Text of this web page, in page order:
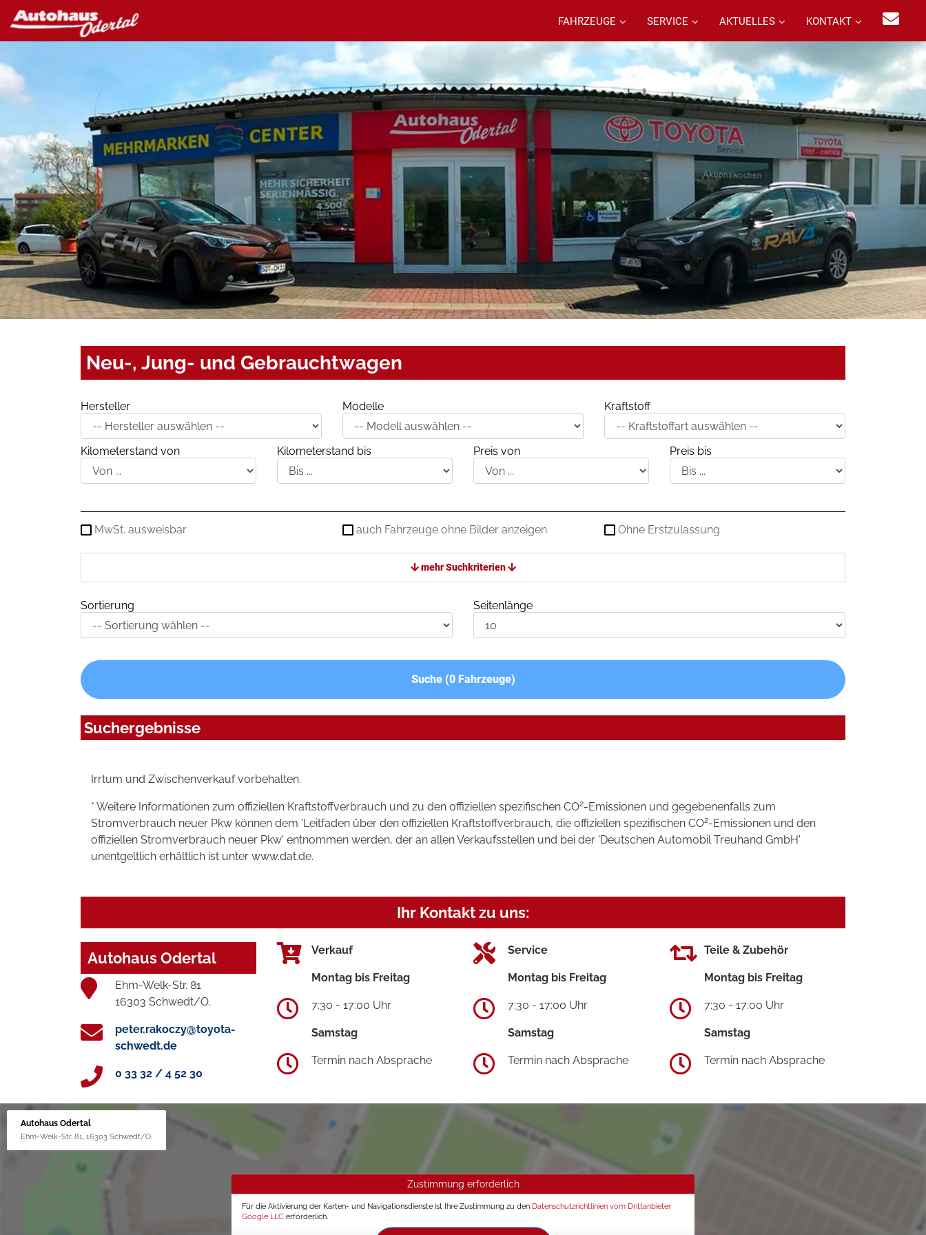
FAHRZEUGE SERVICE AKTUELLES KONTAKT
Neu-, Jung- und Gebrauchtwagen
Hersteller Modelle Kraftstoff
Kilometerstand von Kilometerstand bis Preis von Preis bis
MwSt. ausweisbar auch Fahrzeuge ohne Bilder anzeigen Ohne Erstzulassung
mehr Suchkriterien
Sortierung Seitenlänge
Suche (0Fahrzeuge)
Suchergebnisse
Irrtum und Zwischenverkauf vorbehalten.
* Weitere Informationen zum offiziellen Kraftstoffverbrauch und zu den offiziellen spezifischen CO2-Emissionen und gegebenenfalls zum
Stromverbrauch neuer Pkw können dem 'Leitfaden über den offiziellen Kraftstoffverbrauch, die offiziellen spezifischen CO2-Emissionen und den
offiziellen Stromverbrauch neuer Pkw' entnommen werden, der an allen Verkaufsstellen und bei der 'Deutschen Automobil Treuhand GmbH'
unentgeltlich erhältlich ist unter www.dat.de.
Ihr Kontakt zu uns:
Autohaus Odertal
Ehm-Welk-Str. 81
16303 Schwedt/O.
peter.rakoczy@toyota-
schwedt.de
0 33 32 / 4 52 30
Verkauf
Montag bis Freitag
7:30 - 17:00 Uhr
Samstag
Termin nach Absprache
Service
Montag bis Freitag
7:30 - 17:00 Uhr
Samstag
Termin nach Absprache
Teile & Zubehör
Montag bis Freitag
7:30 - 17:00 Uhr
Samstag
Termin nach Absprache
Autohaus Odertal
Ehm-Welk-Str. 81, 16303 Schwedt/O.
Zustimmung erforderlich
Für die Aktivierung der Karten- und Navigationsdienste ist Ihre Zustimmung zu den Datenschutzrichtlinien vom Drittanbieter
Google LLC erforderlich.